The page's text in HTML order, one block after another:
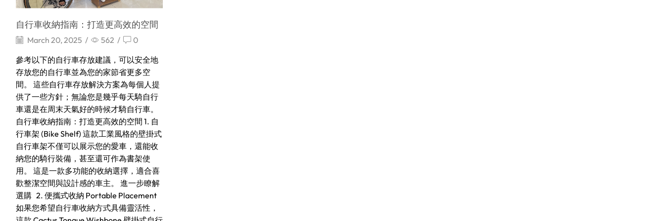
自行車收納指南：打造更高效的空間
March 20, 2025 / 562 / 0
參考以下的自行車存放建議，可以安全地
存放您的自行車並為您的家節省更多空
間。 這些自行車存放解決方案為每個人提
供了一些方針；無論您是幾乎每天騎自行
車還是在周末天氣好的時候才騎自行車。
自行車收納指南：打造更高效的空間 1. 自
行車架 (Bike Shelf) 這款工業風格的壁掛式
自行車架不僅可以展示您的愛車，還能收
納您的騎行裝備，甚至還可作為書架使
用。 這是一款多功能的收納選擇，適合喜
歡整潔空間與設計感的車主。 進一步瞭解
選購 2. 便攜式收納 Portable Placement
如果您希望自行車收納方式具備靈活性，